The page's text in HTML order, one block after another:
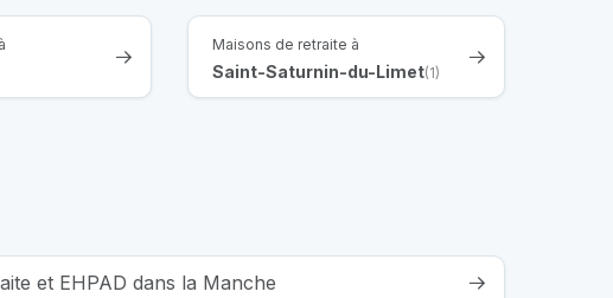
Maisons de retraite à
Saint-Saturnin-du-Limet(1)
et EHPAD dans la Manche